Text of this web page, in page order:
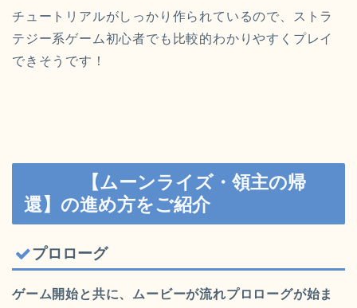
チュートリアルがしっかり作られているので、ストラ
テジー系ゲーム初心者でも比較的わかりやすくプレイ
できそうです！
【ムーンライズ・領主の帰
還】の進め方をご紹介
プロローグ
ゲーム開始と共に、ムービーが流れプロローグが始ま